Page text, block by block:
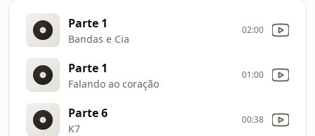
Parte 1
Bandas e Cia
02:00
Parte 1
Falando ao coração
01:00
Parte 6
K7
00:38